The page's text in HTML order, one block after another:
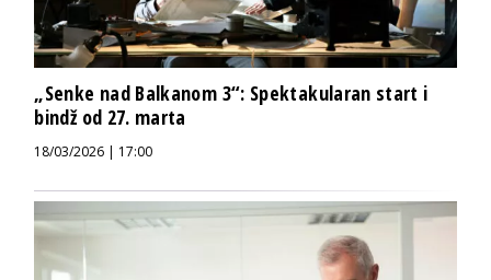
„Senke nad Balkanom 3“: Spektakularan start i
bindž od 27. marta
18/03/2026 | 17:00